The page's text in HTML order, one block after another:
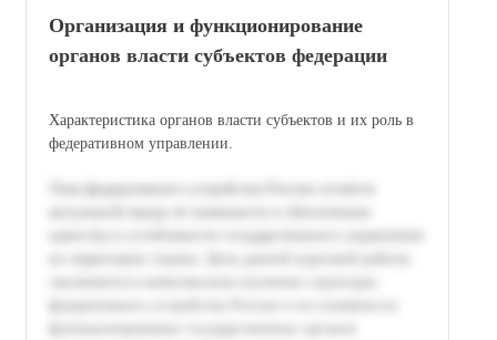
Организация и функционирование
органов власти субъектов федерации
Характеристика органов власти субъектов и их роль в
федеративном управлении.